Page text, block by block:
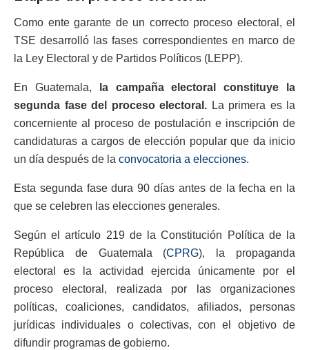
Como ente garante de un correcto proceso electoral, el
TSE desarrolló las fases correspondientes en marco de
la Ley Electoral y de Partidos Políticos (LEPP).
En Guatemala,
la campaña electoral constituye la
segunda fase del proceso electoral. La primera es la
concerniente al proceso de postulación e inscripción de
candidaturas a cargos de elección popular que da inicio
un día después de la convocatoria a elecciones.
Esta segunda fase dura 90 días antes de la fecha en la
que se celebren las elecciones generales.
Según el artículo 219 de la Constitución Política de la
República de Guatemala (CPRG), la propaganda
electoral es la actividad ejercida únicamente por el
proceso electoral, realizada por las organizaciones
políticas, coaliciones, candidatos, afiliados, personas
jurídicas individuales o colectivas, con el objetivo de
difundir programas de gobierno.